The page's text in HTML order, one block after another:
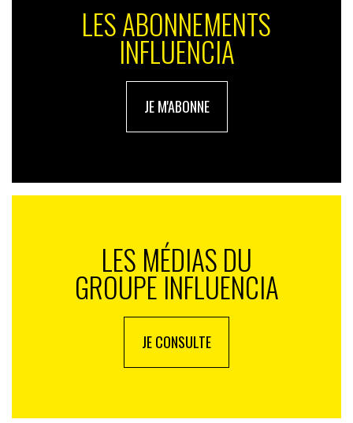
LES ABONNEMENTS
INFLUENCIA
JE M'ABONNE
LES MÉDIAS DU
GROUPE INFLUENCIA
JE CONSULTE